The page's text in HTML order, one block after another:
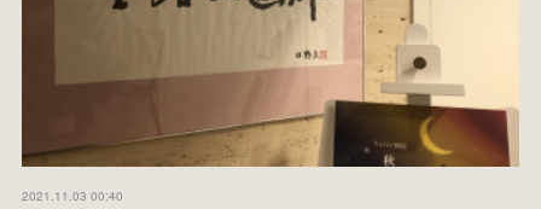
2021.11.03 00:40